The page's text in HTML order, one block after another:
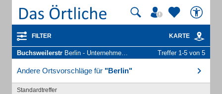
FILTER KARTE
Buchsweilerstr Berlin - Unternehmen und Personen Treffer 1-5 von 5
Andere Ortsvorschläge für "Berlin"
Standardtreffer